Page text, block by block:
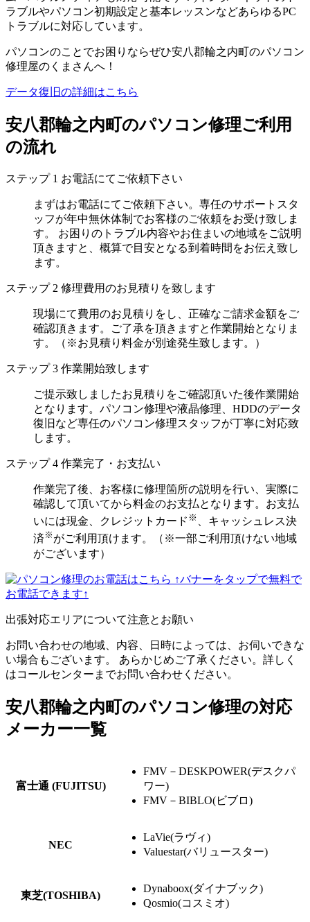
ラブルやパソコン初期設定と基本レッスンなどあらゆるPC
トラブルに対応しています。
パソコンのことでお困りならぜひ安八郡輪之内町のパソコン
修理屋のくまさんへ！
データ復旧の詳細はこちら
安八郡輪之内町のパソコン修理ご利用
の流れ
ステップ 1 お電話にてご依頼下さい
まずはお電話にてご依頼下さい。専任のサポートスタ
ッフが年中無休体制でお客様のご依頼をお受け致しま
す。 お困りのトラブル内容やお住まいの地域をご説明
頂きますと、概算で目安となる到着時間をお伝え致し
ます。
ステップ 2 修理費用のお見積りを致します
現場にて費用のお見積りをし、正確なご請求金額をご
確認頂きます。ご了承を頂きますと作業開始となりま
す。（※お見積り料金が別途発生致します。）
ステップ 3 作業開始致します
ご提示致しましたお見積りをご確認頂いた後作業開始
となります。パソコン修理や液晶修理、HDDのデータ
復旧など専任のパソコン修理スタッフが丁寧に対応致
します。
ステップ 4 作業完了・お支払い
作業完了後、お客様に修理箇所の説明を行い、実際に
確認して頂いてから料金のお支払となります。お支払
いには現金、クレジットカード ※
、キャッシュレス決
済 ※ がご利用頂けます。（※一部ご利用頂けない地域
がございます）
↑バナーをタップで無料で
お電話できます↑
出張対応エリアについて注意とお願い
お問い合わせの地域、内容、日時によっては、お伺いできな
い場合もございます。 あらかじめご了承ください。詳しく
はコールセンターまでお問い合わせください。
安八郡輪之内町のパソコン修理の対応
メーカー一覧
富士通 (FUJITSU)
FMV－DESKPOWER(デスクパ
ワー)
FMV－BIBLO(ビブロ)
NEC
LaVie(ラヴィ)
Valuestar(バリュースター)
東芝(TOSHIBA)
Dynaboox(ダイナブック)
Qosmio(コスミオ)